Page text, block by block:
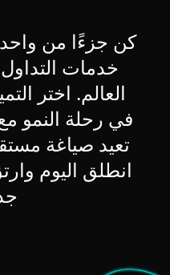
خدمات
العالم. اختر
في رحلة النمو
تعيد صياغة
انطلق اليوم